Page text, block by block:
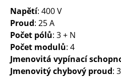
Napětí: 400 V
Proud: 25 A
Počet pólů: 3+ N
Počet modulů: 4
Jmenovitá vypínací
Jmenovitý chybový proud: